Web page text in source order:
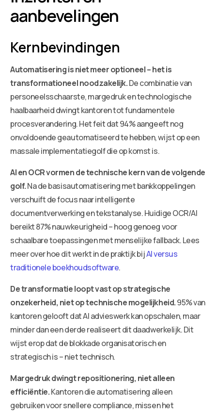
aanbevelingen
Kernbevindingen
Automatisering is niet meer optioneel – het is
transformationeel noodzakelijk.De combinatie van
personeelsschaarste, margedruk en technologische
haalbaarheid dwingt kantoren tot fundamentele
procesverandering. Het feit dat 94% aangeeft nog
onvoldoende geautomatiseerd te hebben, wijst op een
massale implementatiegolf die op komst is.
AI en OCR vormen de technische kern van de volgende
golf.Na de basisautomatisering met bankkoppelingen
verschuift de focus naar intelligente
documentverwerking en tekstanalyse. Huidige OCR/AI
bereikt 87% nauwkeurigheid – hoog genoeg voor
schaalbare toepassingen met menselijke fallback. Lees
meer over hoe dit werkt in de praktijk bijAI versus
traditionele boekhoudsoftware.
De transformatie loopt vast op strategische
onzekerheid, niet op technische mogelijkheid.95% van
kantoren gelooft dat AI advieswerk kan opschalen, maar
minder dan een derde realiseert dit daadwerkelijk. Dit
wijst erop dat de blokkade organisatorisch en
strategisch is – niet technisch.
Margedruk dwingt repositionering, niet alleen
efficiëntie.Kantoren die automatisering alleen
gebruiken voor snellere compliance, missen het